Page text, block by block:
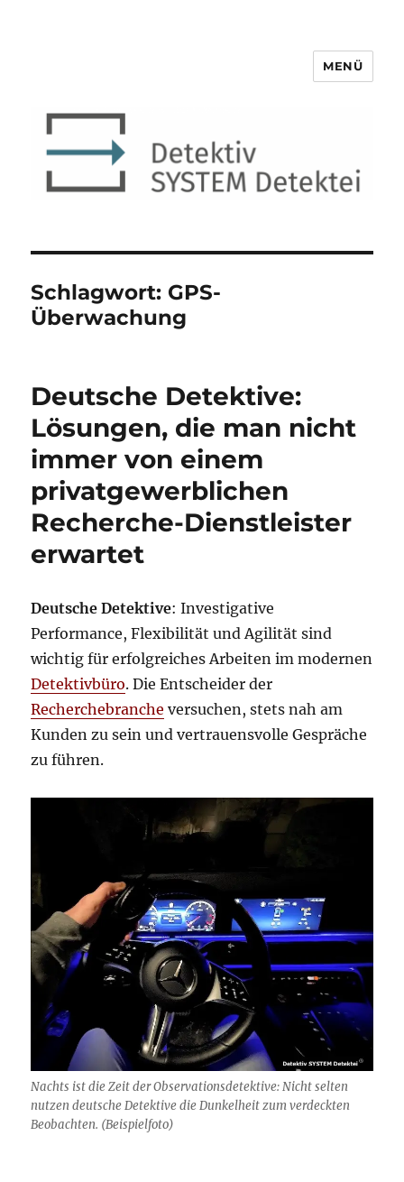
Detektiv SYSTEM Detektei ®
MENÜ
Schlagwort: GPS-
Überwachung
Deutsche Detektive:
Lösungen, die man nicht
immer von einem
privatgewerblichen
Recherche-Dienstleister
erwartet
Deutsche Detektive: Investigative
Performance, Flexibilität und Agilität sind
wichtig für erfolgreiches Arbeiten im modernen
Detektivbüro. Die Entscheider der
Recherchebranche versuchen, stets nah am
Kunden zu sein und vertrauensvolle Gespräche
zu führen.
Nachts ist die Zeit der Observationsdetektive: Nicht selten
nutzen deutsche Detektive die Dunkelheit zum verdeckten
Beobachten. (Beispielfoto)